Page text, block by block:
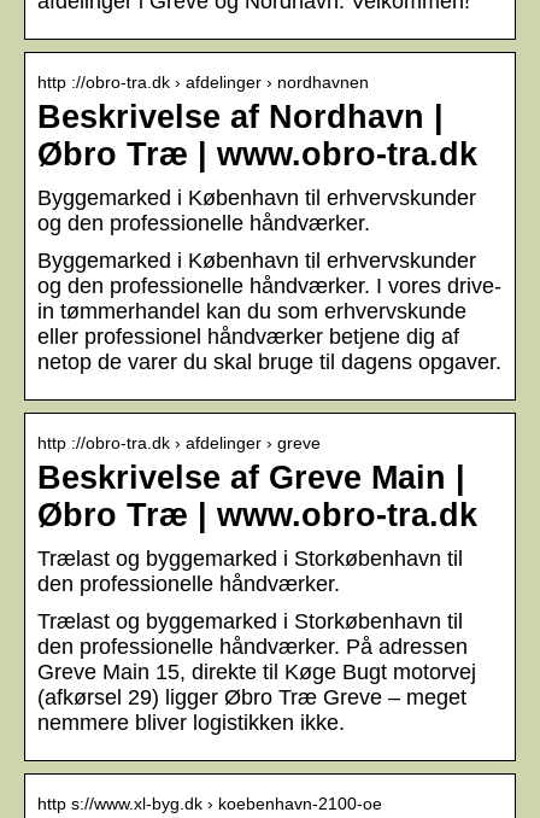
http ://obro-tra.dk › afdelinger › nordhavnen
Beskrivelse af Nordhavn |
Øbro Træ | www.obro-tra.dk
Byggemarked i København til erhvervskunder
og den professionelle håndværker.
Byggemarked i København til erhvervskunder
og den professionelle håndværker. I vores drive-
in tømmerhandel kan du som erhvervskunde
eller professionel håndværker betjene dig af
netop de varer du skal bruge til dagens opgaver.
http ://obro-tra.dk › afdelinger › greve
Beskrivelse af Greve Main |
Øbro Træ | www.obro-tra.dk
Trælast og byggemarked i Storkøbenhavn til
den professionelle håndværker.
Trælast og byggemarked i Storkøbenhavn til
den professionelle håndværker. På adressen
Greve Main 15, direkte til Køge Bugt motorvej
(afkørsel 29) ligger Øbro Træ Greve – meget
nemmere bliver logistikken ikke.
http s://www.xl-byg.dk › koebenhavn-2100-oe